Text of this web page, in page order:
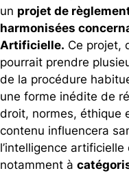
un projet de
harmonisées
Artificielle. Ce projet,
pourrait prendre
de la procédure
une forme inédite de
droit, normes, éthique
contenu influencera
l’intelligence
notamment à